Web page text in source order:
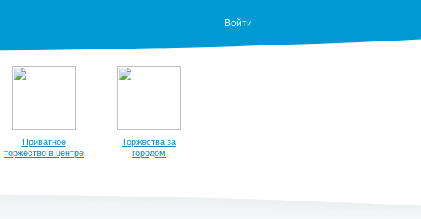
Войти
Приватное
торжество в центре
Торжества за
городом